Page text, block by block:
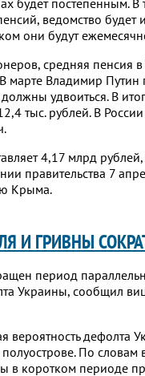
будет постепенным. В
ведомство будет
они будут
средняя пенсия
марте Владимир Путин
удвоиться. В
тыс. рублей. В
4,17 млрд
правительства 7
Крыма.
И ГРИВНЫ
период
Украины, сообщил
дефолта
По словам
в коротком периоде